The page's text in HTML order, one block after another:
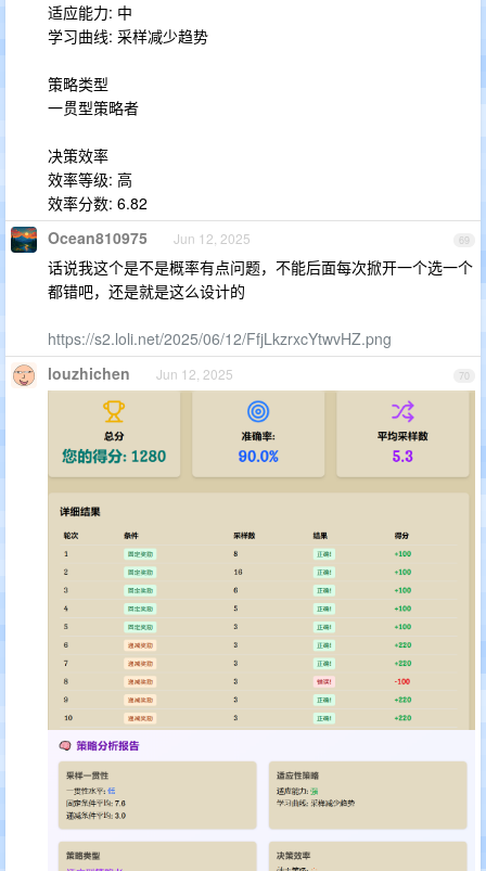
适应能力: 中
学习曲线: 采样减少趋势
策略类型
一贯型策略者
决策效率
效率等级: 高
效率分数: 6.82
69
Ocean810975 Jun 12, 2025
话说我这个是不是概率有点问题，不能后面每次掀开一个选一个
都错吧，还是就是这么设计的
https://s2.loli.net/2025/06/12/FfjLkzrxcYtwvHZ.png
70
louzhichen Jun 12, 2025